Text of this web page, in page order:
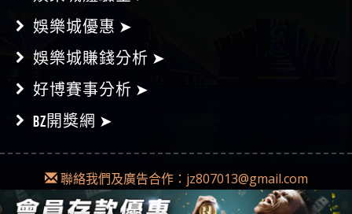
娛樂城賺錢分析 ➤
好博賽事分析 ➤
BZ開獎網 ➤
本網為不記名發文，不會對任何錯誤或遺漏承擔責任。